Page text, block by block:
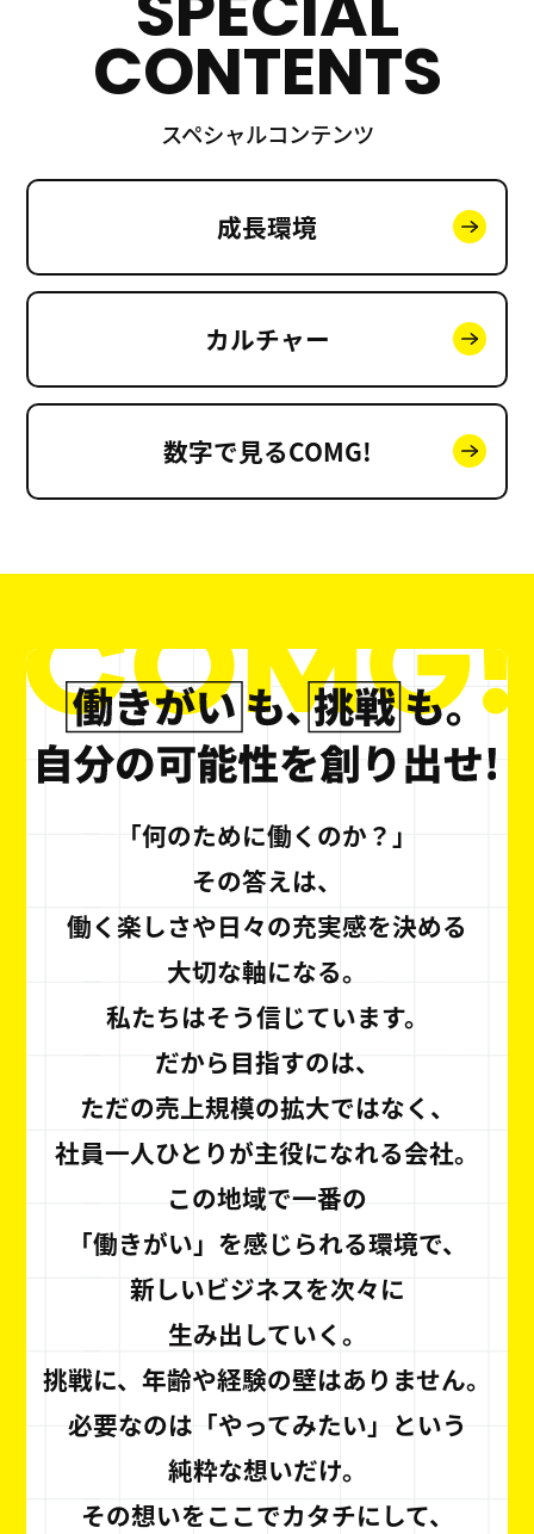
CONTENTS
スペシャルコンテンツ
成長環境
カルチャー
数字で見るCOMG!
「何のために働くのか？」
その答えは、
働く楽しさや日々の充実感を決める
大切な軸になる。
私たちはそう信じています。
だから目指すのは、
ただの売上規模の拡大ではなく、
社員一人ひとりが主役になれる会社。
この地域で一番の
「働きがい」を感じられる環境で、
新しいビジネスを次々に
生み出していく。
挑戦に、年齢や経験の壁はありません。
必要なのは「やってみたい」という
純粋な想いだけ。
その想いをここでカタチにして、